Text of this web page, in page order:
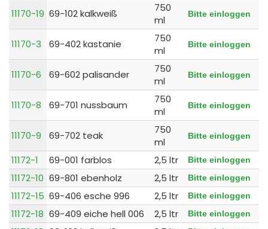
11170-19 69-102 kalkweiß
750
ml
Bitte einloggen
11170-3 69-402 kastanie
750
ml
Bitte einloggen
11170-6 69-602 palisander
750
ml
Bitte einloggen
11170-8 69-701 nussbaum
750
ml
Bitte einloggen
11170-9 69-702 teak
750
ml
Bitte einloggen
11172-1 69-001 farblos 2,5 ltr Bitte einloggen
11172-10 69-801 ebenholz 2,5 ltr Bitte einloggen
11172-15 69-406 esche 996 2,5 ltr Bitte einloggen
11172-18 69-409 eiche hell 006 2,5 ltr Bitte einloggen